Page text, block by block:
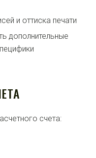
и оттиска печати
дополнительные
счета: